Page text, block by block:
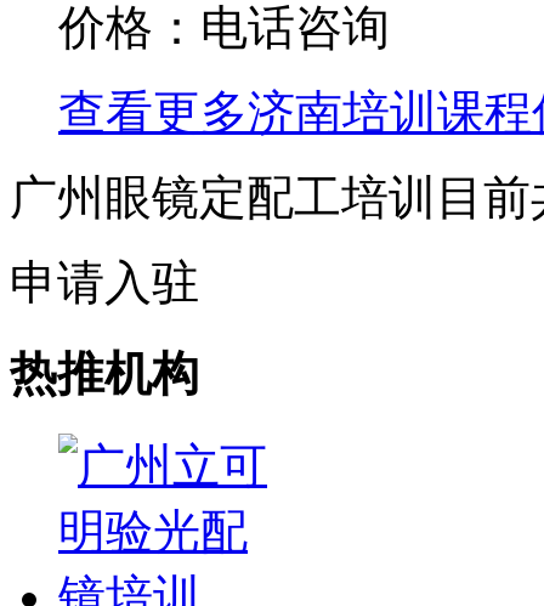
价格：电话咨询
查看更多济南培训课程
广州眼镜定配工培训目
申请入驻
热推机构